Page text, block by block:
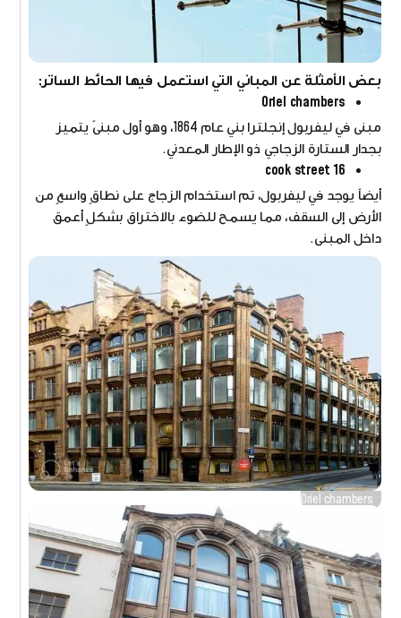
بعض الأمثلة عن المباني التي استعمل فيها الحائط الساتر:
Oriel chambers
مبنى في ليفربول إنجلترا بني عام 1864، وهو أول مبنىً يتميز
بجدار الستارة الزجاجي ذو الإطار المعدني.
16 cook street
أيضاً يوجد في ليفربول، تم استخدام الزجاج على نطاقٍ واسعٍ من
الأرض إلى السقف، مما يسمح للضوء بالاختراق بشكلٍ أعمق
داخل المبنى.
Oriel chambers